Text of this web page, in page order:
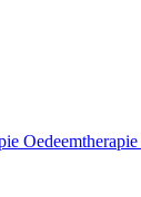
Oedeemtherapie